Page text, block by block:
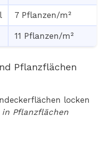
7 Pflanzen/m²
11 Pflanzen/m²
Pflanzflächen
locken
in Pflanzflächen